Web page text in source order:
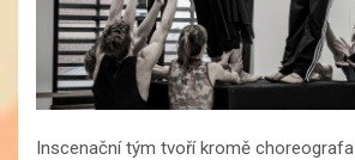
Inscenační tým tvoří kromě